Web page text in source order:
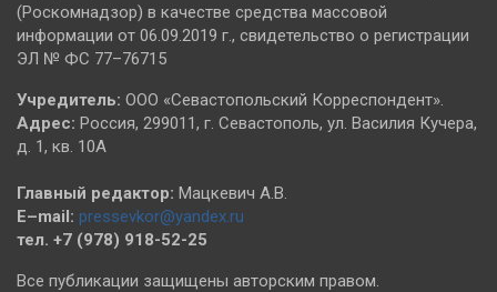
(Роскомнадзор) в качестве средства массовой
информации от 06.09.2019 г., свидетельство о регистрации
ЭЛ № ФС 77–76715
Учредитель: ООО «Севастопольский Корреспондент».
Адрес: Россия, 299011, г. Севастополь, ул. Василия Кучера,
д. 1, кв. 10А
Главный редактор: Мацкевич А.В.
E–mail: pressevkor@yandex.ru
тел. +7 (978) 918-52-25
Все публикации защищены авторским правом.